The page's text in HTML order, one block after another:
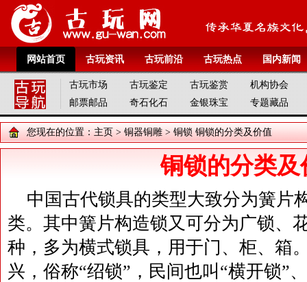
网站首页 古玩资讯 古玩前沿 古玩热点 国内新闻
古玩市场 古玩鉴定 古玩鉴赏
机构协会
邮票邮品
奇石化石 金银珠宝 专题藏品
您现在的位置： 主页 > 铜器铜雕 > 铜锁 铜锁的分类及价值
铜锁的分类及
中国古代锁具的类型大致分为簧片
类。其中簧片构造锁又可分为广锁、
种，多为横式锁具，用于门、柜、箱
兴，俗称“绍锁”，民间也叫“横开锁”